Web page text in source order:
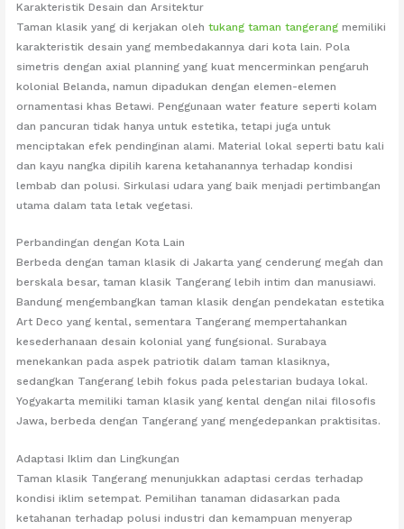
Karakteristik Desain dan Arsitektur
Taman klasik yang di kerjakan olehtukang taman tangerang memiliki
karakteristik desain yang membedakannya dari kota lain. Pola
simetris dengan axial planning yang kuat mencerminkan pengaruh
kolonial Belanda, namun dipadukan dengan elemen-elemen
ornamentasi khas Betawi. Penggunaan water feature seperti kolam
dan pancuran tidak hanya untuk estetika, tetapi juga untuk
menciptakan efek pendinginan alami. Material lokal seperti batu kali
dan kayu nangka dipilih karena ketahanannya terhadap kondisi
lembab dan polusi. Sirkulasi udara yang baik menjadi pertimbangan
utama dalam tata letak vegetasi.
Perbandingan dengan Kota Lain
Berbeda dengan taman klasik di Jakarta yang cenderung megah dan
berskala besar, taman klasik Tangerang lebih intim dan manusiawi.
Bandung mengembangkan taman klasik dengan pendekatan estetika
Art Deco yang kental, sementara Tangerang mempertahankan
kesederhanaan desain kolonial yang fungsional. Surabaya
menekankan pada aspek patriotik dalam taman klasiknya,
sedangkan Tangerang lebih fokus pada pelestarian budaya lokal.
Yogyakarta memiliki taman klasik yang kental dengan nilai filosofis
Jawa, berbeda dengan Tangerang yang mengedepankan praktisitas.
Adaptasi Iklim dan Lingkungan
Taman klasik Tangerang menunjukkan adaptasi cerdas terhadap
kondisi iklim setempat. Pemilihan tanaman didasarkan pada
ketahanan terhadap polusi industri dan kemampuan menyerap